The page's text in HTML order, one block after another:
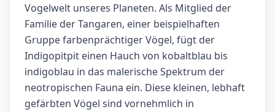
Vogelwelt unseres Planeten. Als Mitglied der
Familie der Tangaren, einer beispielhaften
Gruppe farbenprächtiger Vögel, fügt der
Indigopitpit einen Hauch von kobaltblau bis
indigoblau in das malerische Spektrum der
neotropischen Fauna ein. Diese kleinen, lebhaft
gefärbten Vögel sind vornehmlich in